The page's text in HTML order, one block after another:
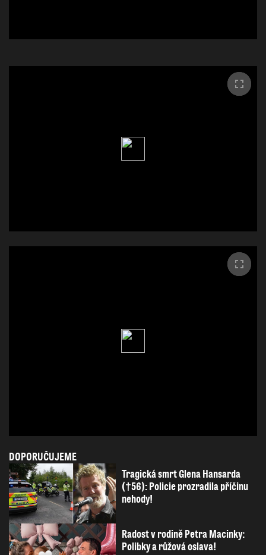
DOPORUČUJEME
Tragická smrt Glena Hansarda
(†56): Policie prozradila příčinu
nehody!
Radost v rodině Petra Macinky:
Polibky a růžová oslava!